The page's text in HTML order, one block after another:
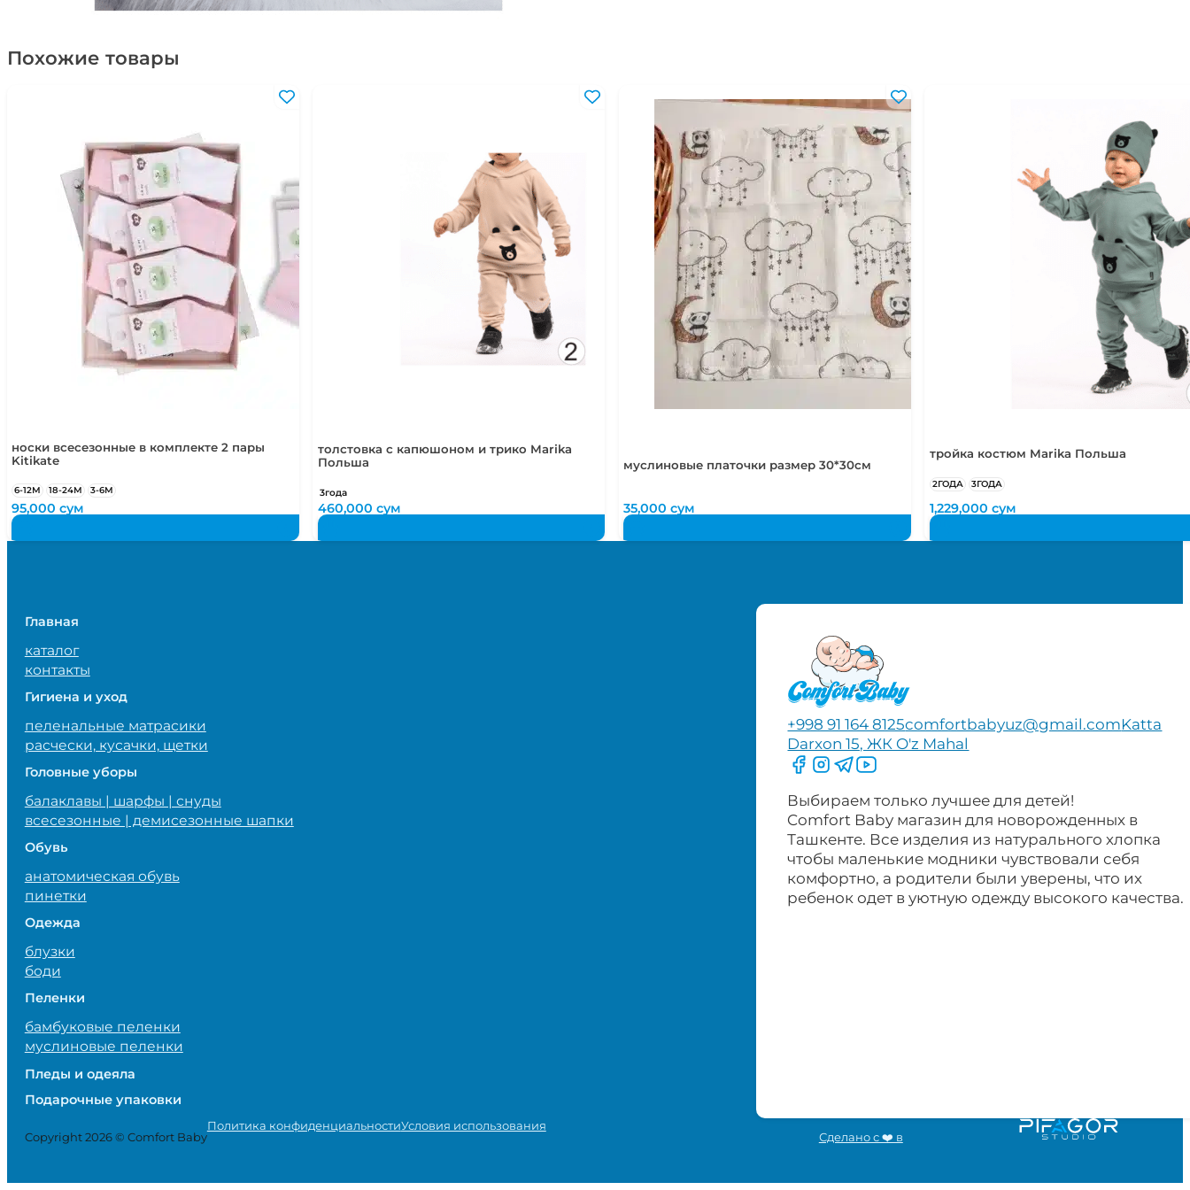
Похожие товары
носки всесезонные в комплекте 2 пары
Kitikate
6-12М 18-24М 3-6М
95,000сум
толстовка с капюшоном и трико Marika
Польша
3года
460,000 сум
муслиновые платочки размер 30*30см
35,000сум
тройка костюм Marika Польша
2ГОДА 3ГОДА
1,229,000 сум
Главная
каталог
контакты
Гигиена и уход
пеленальные матрасики
расчески, кусачки, щетки
Головные уборы
балаклавы | шарфы | снуды
всесезонные | демисезонные шапки
Обувь
анатомическая обувь
пинетки
Одежда
блузки
боди
Пеленки
бамбуковые пеленки
муслиновые пеленки
Пледы и одеяла
Подарочные упаковки
+998 91 164 8125comfortbabyuz@gmail.comKatta
Darxon 15, ЖК O'z Mahal
Следите за нами на Facebook
Следите за нами в Instagram
Следите за нами в Telegram
Следите за нами в YouTube
Выбираем только лучшее для детей!
Comfort Baby магазин для новорожденных в
Ташкенте. Все изделия из натурального хлопка
чтобы маленькие модники чувствовали себя
комфортно, а родители были уверены, что их
ребенок одет в уютную одежду высокого качества.
Copyright 2026 © Comfort Baby
Политика конфиденциальностиУсловия использования
Сделано с ❤️ в